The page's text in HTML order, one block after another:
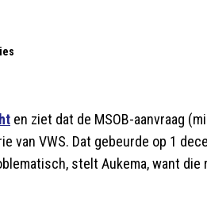
en ziet dat de MSOB-aanvraag
VWS. Dat gebeurde op 1
stelt Aukema, want